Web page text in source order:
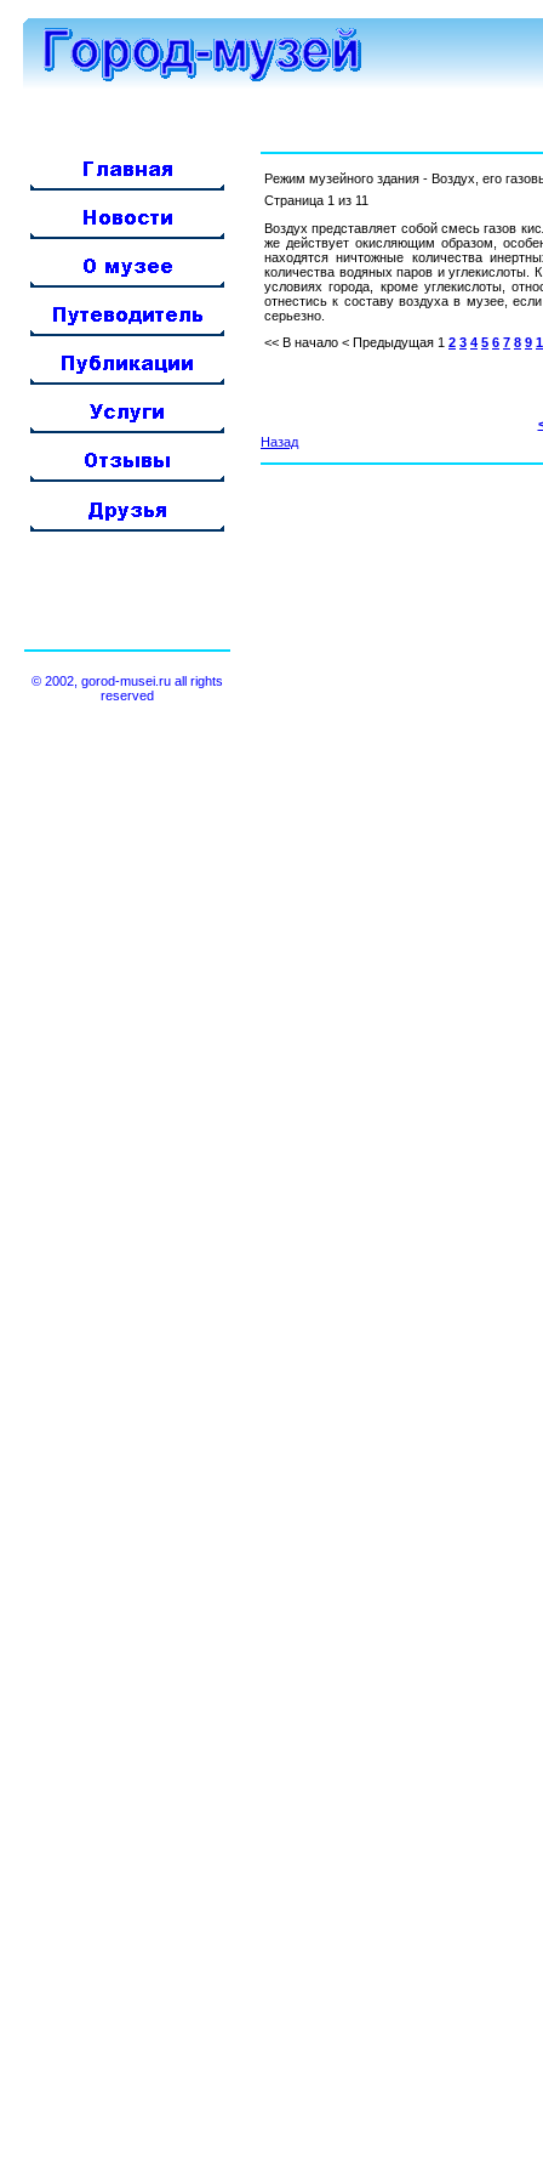
© 2002, gorod-musei.ru all rights
reserved
Режим музейного здания - Воздух, его
Страница 1 из 11
Воздух представляет собой смесь газов
же действует окисляющим образом,
находятся ничтожные количества
количества водяных паров и
условиях города, кроме углекислоты,
отнестись к составу воздуха в музее,
серьезно.
<< В начало < Предыдущая 1 2 3 4 5 6 7 8 9
Назад